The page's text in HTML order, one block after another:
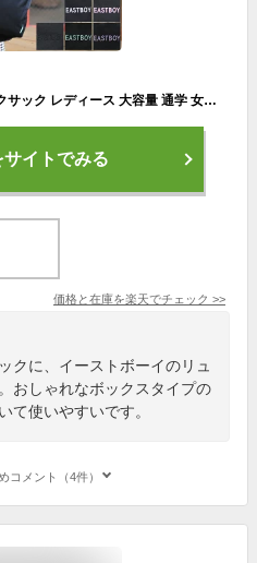
イーストボーイ リュック リュックサック レディース 大容量 通学 女子 女子高生 中学生 高校生 EASTBOY スクールバッグ スクバ スクールリュック A4 おしゃれ かわいい 撥水 抗菌 ジュニア 学校 学生 大容量 通学 A4 B4 28L 無地 人気 可愛い EBA38
サイトでみる
価格と在庫を楽天でチェック >>
クに、イーストボーイのリュ
おしゃれなボックスタイプの
て使いやすいです。
コメント（4件）